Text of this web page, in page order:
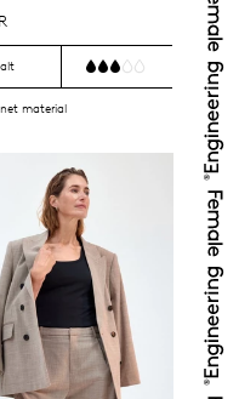
material